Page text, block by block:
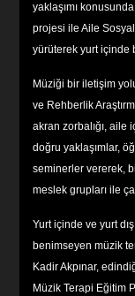
yaklaşımı
projesi ile Aile
yürüterek yurt içinde
Müziği bir iletişim
ve Rehberlik
akran zorbalığı, aile
doğru yaklaşımlar,
seminerler vererek,
meslek grupları ile
Yurt içinde ve yurt
benimseyen müzik
Kadir Akpınar,
Müzik Terapi Eğitim